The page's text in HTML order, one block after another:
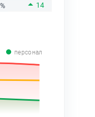
14
персонал